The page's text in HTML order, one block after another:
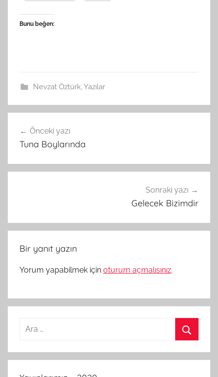
Bunu beğen:
Nevzat Öztürk,Yazılar
gezinmesi
Önceki yazı
Tuna Boylarında
Sonraki yazı
Gelecek Bizimdir
Bir yanıt yazın
Yorum yapabilmek için oturum açmalısınız.
Arama: